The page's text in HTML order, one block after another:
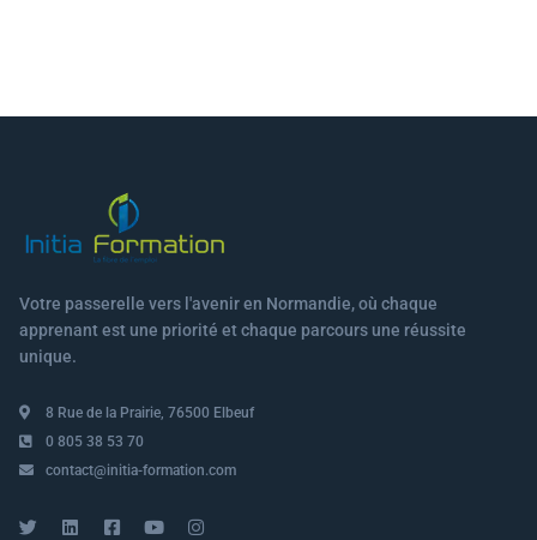
Votre passerelle vers l'avenir en Normandie, où chaque
apprenant est une priorité et chaque parcours une réussite
unique.
8 Rue de la Prairie, 76500 Elbeuf
0 805 38 53 70
contact@initia-formation.com